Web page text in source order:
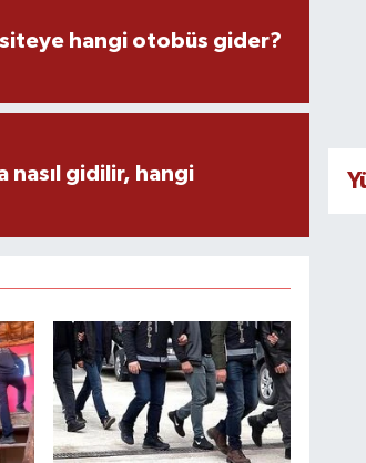
hangi otobüs gider?
nasıl gidilir, hangi